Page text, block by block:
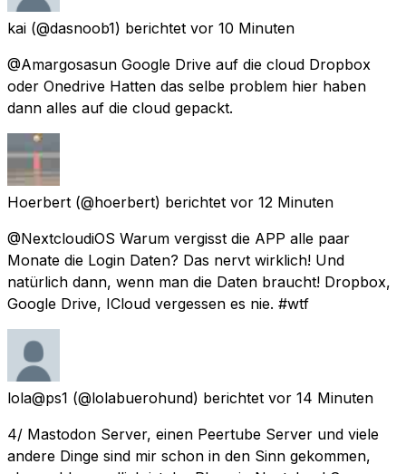
kai (@dasnoob1) berichtet vor 10 Minuten
@Amargosasun Google Drive auf die cloud Dropbox
oder Onedrive Hatten das selbe problem hier haben
dann alles auf die cloud gepackt.
Hoerbert (@hoerbert) berichtet vor 12 Minuten
@NextcloudiOS Warum vergisst die APP alle paar
Monate die Login Daten? Das nervt wirklich! Und
natürlich dann, wenn man die Daten braucht! Dropbox,
Google Drive, ICloud vergessen es nie. #wtf
lola@ps1 (@lolabuerohund) berichtet vor 14 Minuten
4/ Mastodon Server, einen Peertube Server und viele
andere Dinge sind mir schon in den Sinn gekommen,